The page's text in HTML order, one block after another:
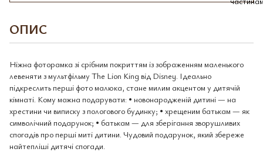
ОПИС
Ніжна фоторамка зі срібним покриттям із зображенням маленького
левеняти з мультфільму The Lion King від Disney. Ідеально
підкреслить перші фото малюка, стане милим акцентом у дитячій
кімнаті. Кому можна подарувати: • новонародженій дитині — на
хрестини чи виписку з пологового будинку; • хрещеним батькам — як
символічний подарунок; • батькам — для зберігання зворушливих
спогадів про перші миті дитини. Чудовий подарунок, який збереже
найтепліші дитячі спогади.